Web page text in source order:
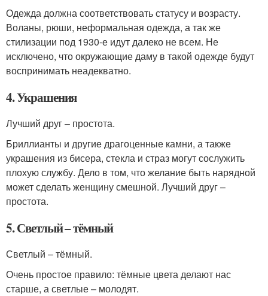
Одежда должна соответствовать статусу и возрасту.
Воланы, рюши, неформальная одежда, а так же
стилизации под 1930-е идут далеко не всем. Не
исключено, что окружающие даму в такой одежде будут
воспринимать неадекватно.
4. Украшения
Лучший друг – простота.
Бриллианты и другие драгоценные камни, а также
украшения из бисера, стекла и страз могут сослужить
плохую службу. Дело в том, что желание быть нарядной
может сделать женщину смешной. Лучший друг –
простота.
5. Светлый – тёмный
Светлый – тёмный.
Очень простое правило: тёмные цвета делают нас
старше, а светлые – молодят.